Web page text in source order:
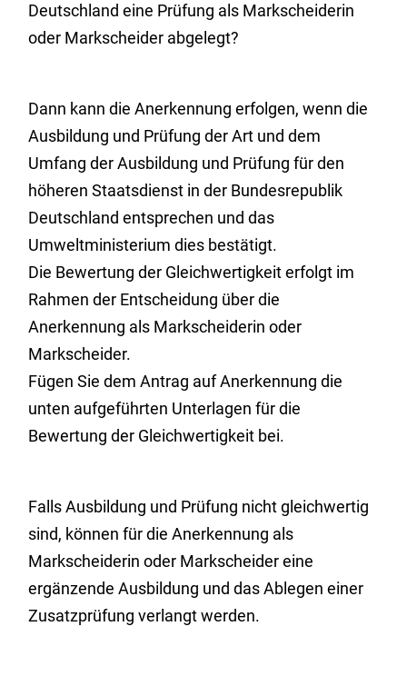
Deutschland eine Prüfung als Markscheiderin
oder Markscheider abgelegt?
Dann kann die Anerkennung erfolgen, wenn die
Ausbildung und Prüfung der Art und dem
Umfang der Ausbildung und Prüfung für den
höheren Staatsdienst in der Bundesrepublik
Deutschland entsprechen und das
Umweltministerium dies bestätigt.
Die Bewertung der Gleichwertigkeit erfolgt im
Rahmen der Entscheidung über die
Anerkennung als Markscheiderin oder
Markscheider.
Fügen Sie dem Antrag auf Anerkennung die
unten aufgeführten Unterlagen für die
Bewertung der Gleichwertigkeit bei.
Falls Ausbildung und Prüfung nicht gleichwertig
sind, können für die Anerkennung als
Markscheiderin oder Markscheider eine
ergänzende Ausbildung und das Ablegen einer
Zusatzprüfung verlangt werden.